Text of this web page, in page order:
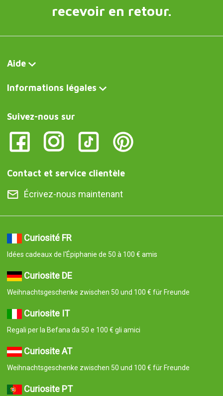
recevoir en retour.
Aide
Informations légales
Suivez-nous sur
Contact et service clientèle
Écrivez-nous maintenant
Curiosité FR
Idées cadeaux de l'Épiphanie de 50 à 100 € amis
Curiosite DE
Weihnachtsgeschenke zwischen 50 und 100 € für Freunde
Curiosite IT
Regali per la Befana da 50 e 100 € gli amici
Curiosite AT
Weihnachtsgeschenke zwischen 50 und 100 € für Freunde
Curiosite PT